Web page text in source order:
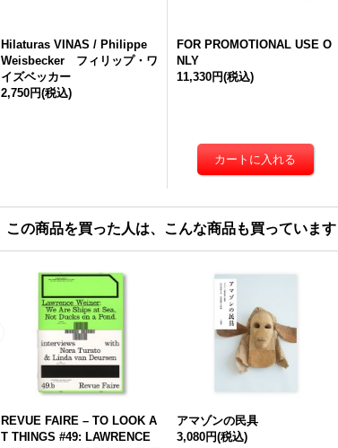
Hilaturas VINAS / Philippe
Weisbecker フィリップ・ワ
イズベッカー
2,750円(税込)
FOR PROMOTIONAL USE O
NLY
11,330円(税込)
この商品を買った人は、こんな商品も買っています
REVUE FAIRE – TO LOOK A
T THINGS #49: LAWRENCE
アマゾンの民具
3,080円(税込)